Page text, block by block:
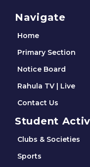
Navigate
Home
Primary Section
Notice Board
Rahula TV | Live
Contact Us
Student
Clubs & Societies
Sports